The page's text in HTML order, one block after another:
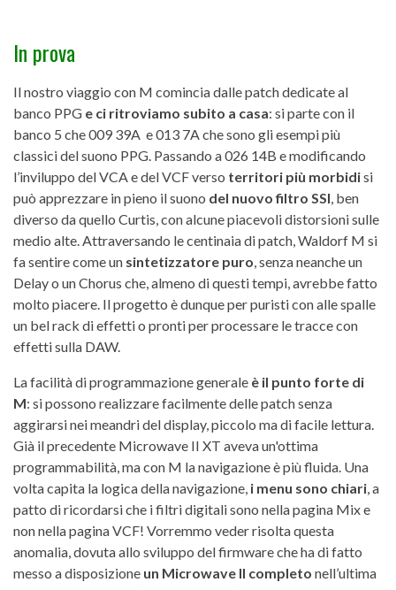
In prova
Il nostro viaggio con M comincia dalle patch dedicate al
banco PPG e ci ritroviamo subito a casa: si parte con il
banco 5 che 009 39A e 013 7A che sono gli esempi più
classici del suono PPG. Passando a 026 14B e modificando
l’inviluppo del VCA e del VCF verso territori più morbidisi
può apprezzare in pieno il suono del nuovo filtro SSI, ben
diverso da quello Curtis, con alcune piacevoli distorsioni sulle
medio alte. Attraversando le centinaia di patch, Waldorf M si
fa sentire come un sintetizzatore puro, senza neanche un
Delay o un Chorus che, almeno di questi tempi, avrebbe fatto
molto piacere. Il progetto è dunque per puristi con alle spalle
un bel rack di effetti o pronti per processare le tracce con
effetti sulla DAW.
La facilità di programmazione generale è il punto forte di
M: si possono realizzare facilmente delle patch senza
aggirarsi nei meandri del display, piccolo ma di facile lettura.
Già il precedente Microwave II XT aveva un'ottima
programmabilità, ma con M la navigazione è più fluida. Una
volta capita la logica della navigazione, i menu sono chiari, a
patto di ricordarsi che i filtri digitali sono nella pagina Mix e
non nella pagina VCF! Vorremmo veder risolta questa
anomalia, dovuta allo sviluppo del firmware che ha di fatto
messo a disposizione un Microwave II completo nell’ultima